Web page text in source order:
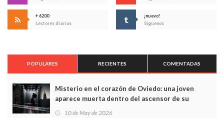
+ 6200
Lectores diarios
¡nuevo!
Síguenos
POPULARES RECIENTES COMENTADAS
Misterio en el corazón de Oviedo: una joven
aparece muerta dentro del ascensor de su
edificio y las cámaras captan sus últimos minutos
10 de May de 2026